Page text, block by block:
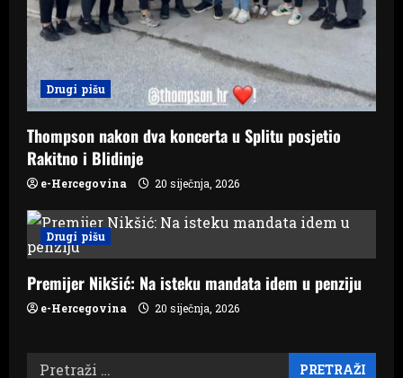
Drugi pišu
Thompson nakon dva koncerta u Splitu posjetio
Rakitno i Blidinje
e-Hercegovina 20 siječnja, 2026
Drugi pišu
Premijer Nikšić: Na isteku mandata idem u penziju
e-Hercegovina 20 siječnja, 2026
Pretraži: